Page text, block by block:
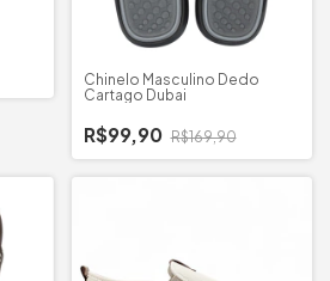
Chinelo Masculino Dedo
Cartago Dubai
R$99,90 R$169,90